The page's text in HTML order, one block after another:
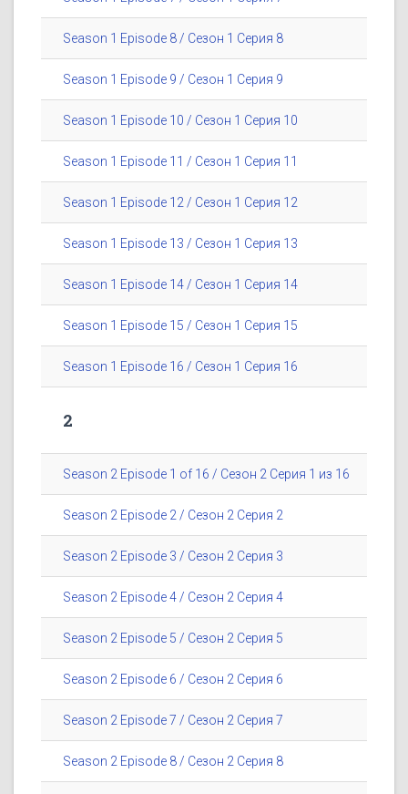
Season 1 Episode 8 / Сезон 1 Серия 8
Season 1 Episode 9 / Сезон 1 Серия 9
Season 1 Episode 10 / Сезон 1 Серия 10
Season 1 Episode 11 / Сезон 1 Серия 11
Season 1 Episode 12 / Сезон 1 Серия 12
Season 1 Episode 13 / Сезон 1 Серия 13
Season 1 Episode 14 / Сезон 1 Серия 14
Season 1 Episode 15 / Сезон 1 Серия 15
Season 1 Episode 16 / Сезон 1 Серия 16
2
Season 2 Episode 1 of 16 / Сезон 2 Серия 1 из 16
Season 2 Episode 2 / Сезон 2 Серия 2
Season 2 Episode 3 / Сезон 2 Серия 3
Season 2 Episode 4 / Сезон 2 Серия 4
Season 2 Episode 5 / Сезон 2 Серия 5
Season 2 Episode 6 / Сезон 2 Серия 6
Season 2 Episode 7 / Сезон 2 Серия 7
Season 2 Episode 8 / Сезон 2 Серия 8